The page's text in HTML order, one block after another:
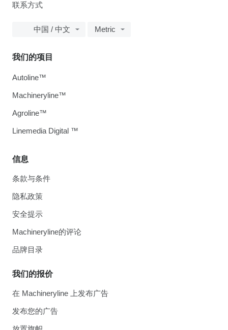
联系方式
中国 / 中文 Metric
信息
条款与条件
隐私政策
安全提示
Machineryline的评论
品牌目录
我们的报价
在 Machineryline 上发布广告
发布您的广告
我们的项目
Autoline™
Machineryline™
Agroline™
Linemedia Digital ™